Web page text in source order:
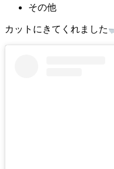
その他
カットにきてくれました